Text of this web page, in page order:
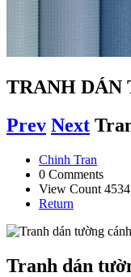
TRANH DÁN
Prev Next
Chinh Tran
0 Comments
View Count 4534
Return
Tranh dán